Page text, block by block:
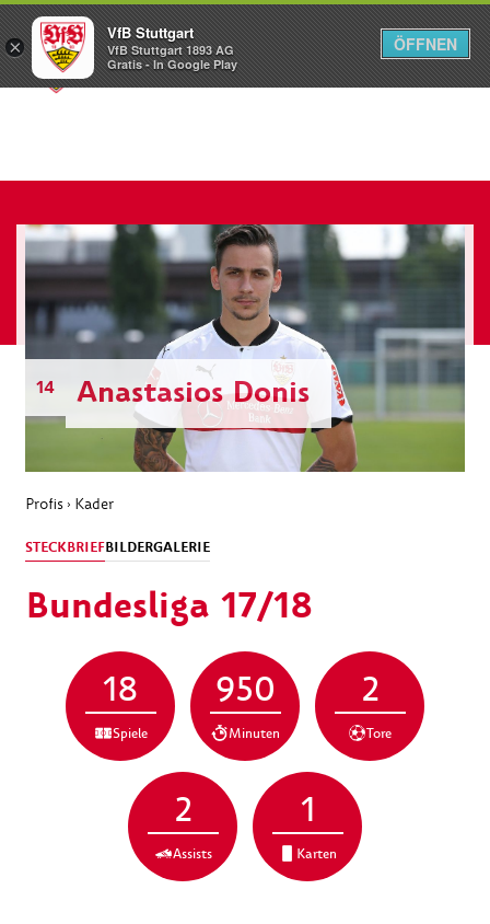
Menü
14 Anastasios Donis
Profis › Kader
STECKBRIEFBILDERGALERIE
Bundesliga 17/18
18
Spiele
950
Minuten
2
Tore
2
Assists
1
Karten
×
VfB Stuttgart
VfB Stuttgart 1893 AG
Gratis - In Google Play
ÖFFNEN